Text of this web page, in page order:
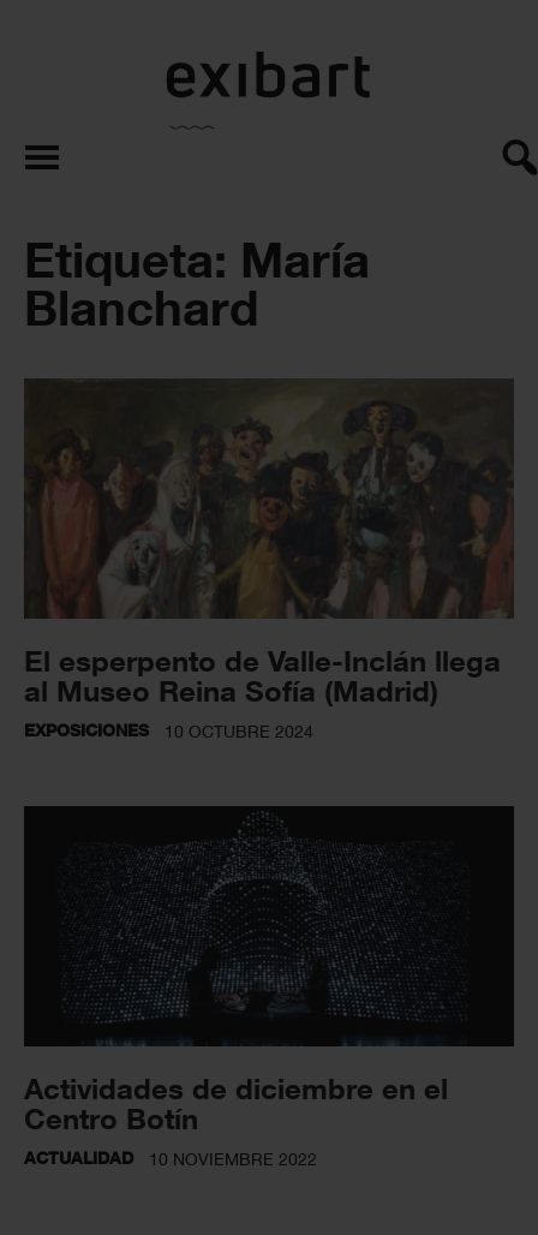
exibart.es
Etiqueta: María
Blanchard
El esperpento de Valle-Inclán llega
al Museo Reina Sofía (Madrid)
EXPOSICIONES 10 OCTUBRE 2024
Actividades de diciembre en el
Centro Botín
ACTUALIDAD 10 NOVIEMBRE 2022